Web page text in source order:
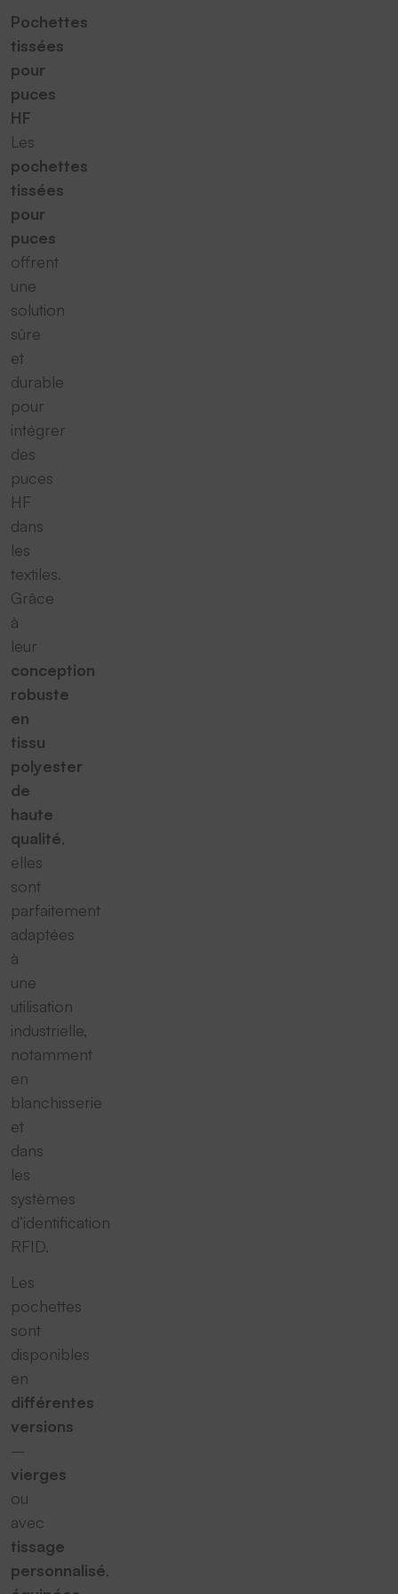
Pochettes
tissées
pour
puces
HF
Les
pochettes
tissées
pour
puces
offrent
une
solution
sûre
et
durable
pour
intégrer
des
puces
HF
dans
les
textiles.
Grâce
à
leur
conception
robuste
en
tissu
polyester
de
haute
qualité,
elles
sont
parfaitement
adaptées
à
une
utilisation
industrielle,
notamment
en
blanchisserie
et
dans
les
systèmes
d’identification
RFID.
Les
pochettes
sont
disponibles
en
différentes
versions
–
vierges
ou
avec
tissage
personnalisé,